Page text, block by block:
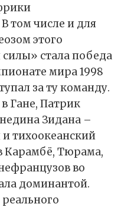
том числе и для
этого
стала победа
мира 1998
за ту команду.
Гане, Патрик
Зидана –
тихоокеанский
Карамбё, Тюрама,
во
доминантой.